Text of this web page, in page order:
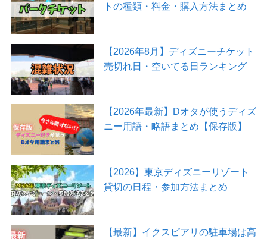
トの種類・料金・購入方法まとめ
【2026年8月】ディズニーチケット
売切れ日・空いてる日ランキング
【2026年最新】Dオタが使うディズ
ニー用語・略語まとめ【保存版】
【2026】東京ディズニーリゾート
貸切の日程・参加方法まとめ
【最新】イクスピアリの駐車場は高